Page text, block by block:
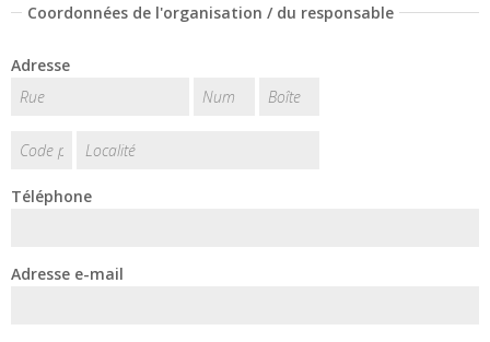
Coordonnées de l'organisation / du responsable
Adresse
Téléphone
Adresse e-mail